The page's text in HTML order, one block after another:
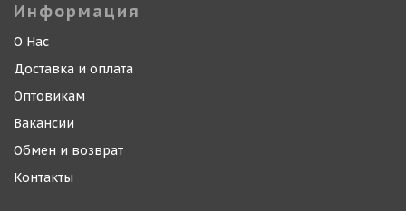
Информация
О Нас
Доставка и оплата
Оптовикам
Вакансии
Обмен и возврат
Контакты